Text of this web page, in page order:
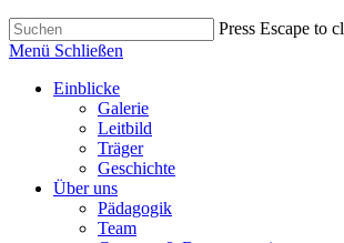
Press Escape to
Menü Schließen
Einblicke
Galerie
Leitbild
Träger
Geschichte
Über uns
Pädagogik
Team